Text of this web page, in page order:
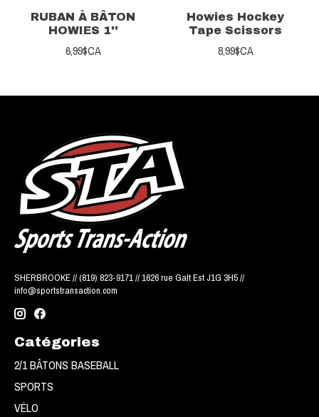
RUBAN À BÂTON
HOWIES 1''
6,99$CA
Howies Hockey
Tape Scissors
8,99$CA
SHERBROOKE // (819) 823-9171 // 1626 rue Galt Est J1G 3H5 //
info@sportstransaction.com
Catégories
2/1 BÂTONS BASEBALL
SPORTS
VÉLO